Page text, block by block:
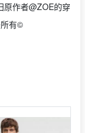
原作者@ZOE的穿
有©